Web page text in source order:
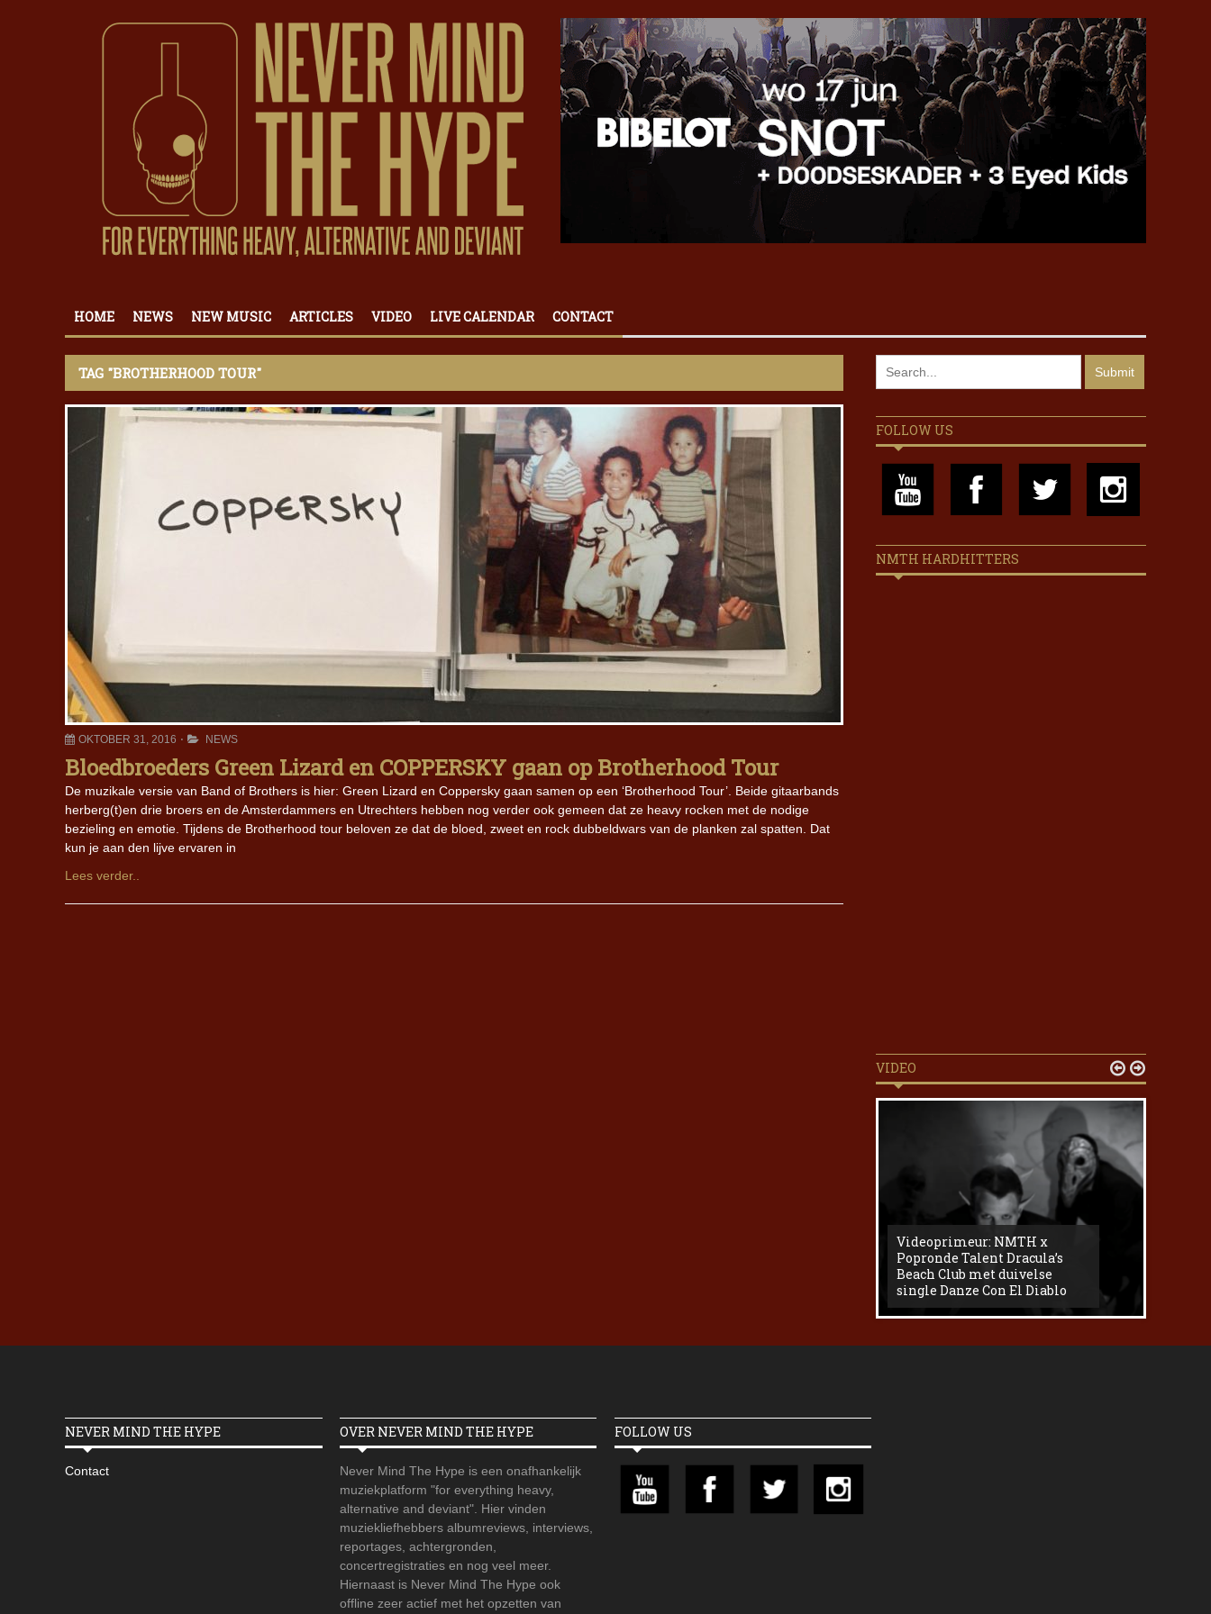
HOME NEWS NEW MUSIC ARTICLES VIDEO LIVE CALENDAR CONTACT
TAG "BROTHERHOOD TOUR"
OKTOBER 31, 2016 NEWS
Bloedbroeders Green Lizard en COPPERSKY gaan op Brotherhood Tour
De muzikale versie van Band of Brothers is hier: Green Lizard en Coppersky gaan samen op een ‘Brotherhood Tour’. Beide gitaarbands
herberg(t)en drie broers en de Amsterdammers en Utrechters hebben nog verder ook gemeen dat ze heavy rocken met de nodige
bezieling en emotie. Tijdens de Brotherhood tour beloven ze dat de bloed, zweet en rock dubbeldwars van de planken zal spatten. Dat
kun je aan den lijve ervaren in
Lees verder..
FOLLOW US
NMTH HARDHITTERS
VIDEO
Videoprimeur: NMTH x
Popronde Talent Dracula’s
Beach Club met duivelse
single Danze Con El Diablo
 
NEVER MIND THE HYPE
Contact
OVER NEVER MIND THE HYPE
Never Mind The Hype is een onafhankelijk
muziekplatform "for everything heavy,
alternative and deviant". Hier vinden
muziekliefhebbers albumreviews, interviews,
reportages, achtergronden,
concertregistraties en nog veel meer.
Hiernaast is Never Mind The Hype ook
offline zeer actief met het opzetten van
FOLLOW US